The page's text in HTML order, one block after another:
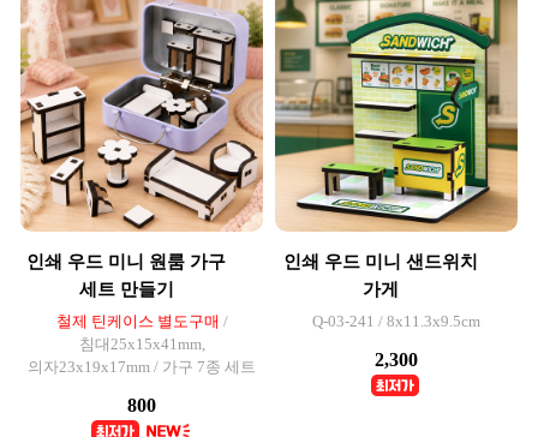
인쇄 우드 미니 원룸 가구
세트 만들기
철제 틴케이스 별도구매 /
침대25x15x41mm,
의자23x19x17mm / 가구 7종 세트
800
인쇄 우드 미니 샌드위치
가게
Q-03-241 / 8x11.3x9.5cm
2,300